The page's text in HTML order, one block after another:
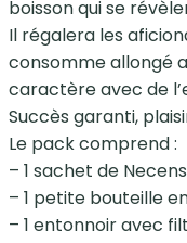
boisson qui se
Il régalera les
consomme allongé
caractère avec de
Succès garanti,
Le pack comprend :
– 1 sachet de
– 1 petite bouteille
– 1 entonnoir avec